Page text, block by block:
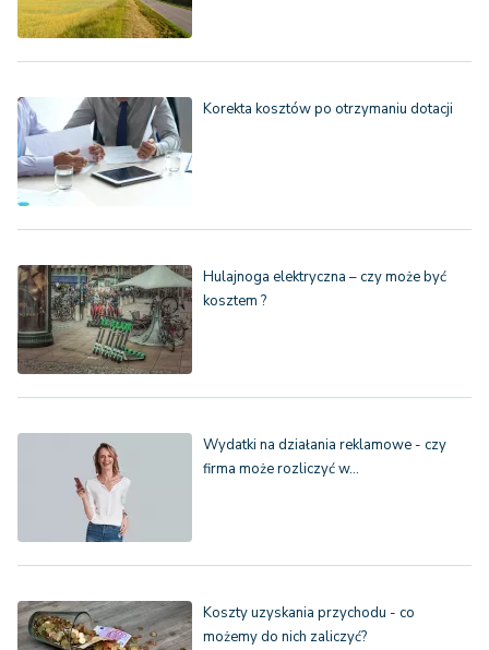
Korekta kosztów po otrzymaniu dotacji
Hulajnoga elektryczna – czy może być
kosztem ?
Wydatki na działania reklamowe - czy
firma może rozliczyć w…
Koszty uzyskania przychodu - co
możemy do nich zaliczyć?